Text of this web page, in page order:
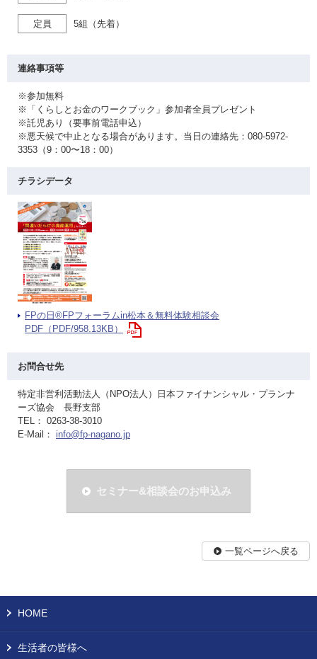
定員 5組（先着）
連絡事項等
※参加無料
※「くらしとお金のワークブック」参加者全員プレゼント
※託児あり（要事前電話申込）
※悪天候で中止となる場合があります。当日の連絡先：080-5972-
3353（9：00〜18：00）
チラシデータ
FPの日®FPフォーラムin松本＆無料体験相談会
PDF（PDF/958.13KB）
お問合せ先
特定非営利活動法人（NPO法人）日本ファイナンシャル・プランナ
ーズ協会 長野支部
TEL： 0263-38-3010
E-Mail： info@fp-nagano.jp
セミナー&相談会のお申込み
一覧ページへ戻る
HOME
生活者の皆様へ